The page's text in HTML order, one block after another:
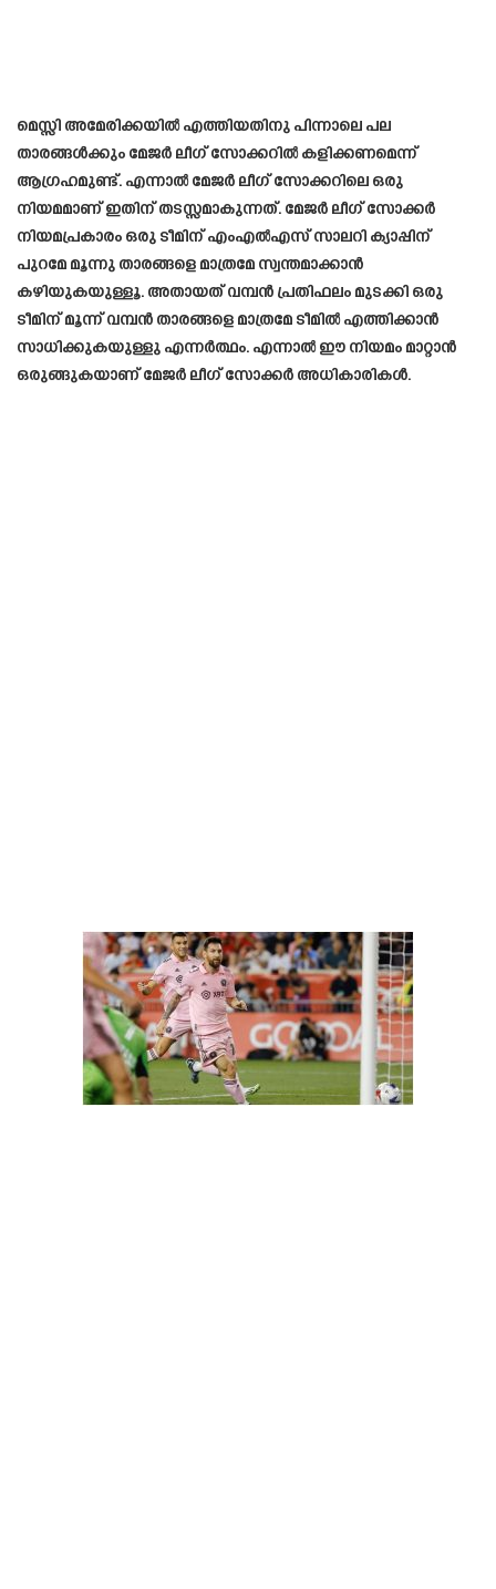
മെസ്സി അമേരിക്കയിൽ എത്തിയതിനു പിന്നാലെ പല
താരങ്ങൾക്കും മേജർ ലീഗ് സോക്കറിൽ കളിക്കണമെന്ന്
ആഗ്രഹമുണ്ട്. എന്നാൽ മേജർ ലീഗ് സോക്കറിലെ ഒരു
നിയമമാണ് ഇതിന് തടസ്സമാകുന്നത്. മേജർ ലീഗ് സോക്കർ
നിയമപ്രകാരം ഒരു ടീമിന് എംഎൽഎസ് സാലറി ക്യാപ്പിന്
പുറമേ മൂന്നു താരങ്ങളെ മാത്രമേ സ്വന്തമാക്കാൻ
കഴിയുകയുള്ളൂ. അതായത് വമ്പൻ പ്രതിഫലം മുടക്കി ഒരു
ടീമിന് മൂന്ന് വമ്പൻ താരങ്ങളെ മാത്രമേ ടീമിൽ എത്തിക്കാൻ
സാധിക്കുകയുള്ളു എന്നർത്ഥം. എന്നാൽ ഈ നിയമം മാറ്റാൻ
ഒരുങ്ങുകയാണ് മേജർ ലീഗ് സോക്കർ അധികാരികൾ.